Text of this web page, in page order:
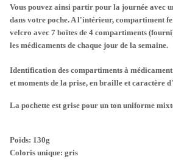
Vous pouvez ainsi partir pour la journée avec
dans votre poche.A l'intérieur, compartiment
velcro avec 7 boîtes de 4 compartiments
les médicaments de chaque jour de la semaine.
Identification des compartiments à médicament
et moments de la prise, en braille et caractère
La pochette est grise pour un ton uniforme
Poids: 130g
Coloris unique: gris